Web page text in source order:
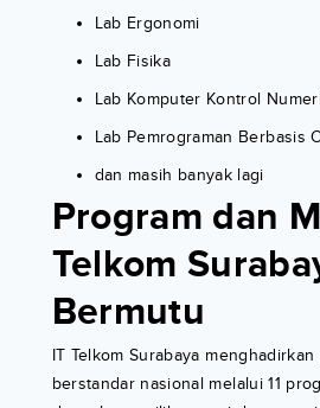
Lab Ergonomi
Lab Fisika
Lab Komputer Kontrol
Lab Pemrograman Berbasis
dan masih banyak lagi
Program dan
Telkom
Bermutu
IT Telkom Surabaya
berstandar nasional melalui 11